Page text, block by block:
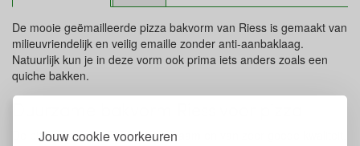
Jouw cookie voorkeuren
De mooie geëmailleerde pizza bakvorm van Riess is gemaakt van
milieuvriendelijk en veilig emaille zonder anti-aanbaklaag.
Natuurlijk kun je in deze vorm ook prima iets anders zoals een
quiche bakken.
De pizzavorm van Riess is duurzaam en van zeer goede kwaliteit.